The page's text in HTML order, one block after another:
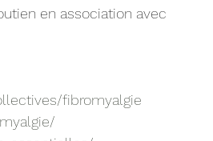
en association avec
fibromyalgie